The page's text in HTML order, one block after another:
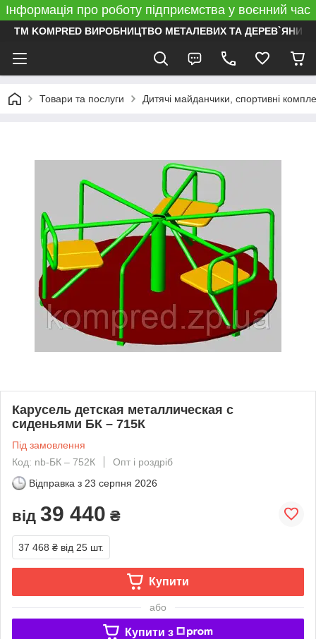
Інформація про роботу підприємства у воєнний час
ТМ KOMPRED ВИРОБНИЦТВО МЕТАЛЕВИХ ТА ДЕРЕВ`ЯНИХ
Товари та послуги Дитячі майданчики, спортивні
Карусель детская металлическая с
сиденьями БК – 715К
Під замовлення
Код: nb-БК – 752К
Опт і роздріб
Відправка з 23 серпня 2026
від 39 440 ₴
37 468 ₴ від 25 шт.
Купити
або
Купити з